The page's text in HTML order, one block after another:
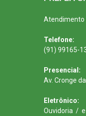
Atendimento
Telefone:
(91) 99165-
Presencial:
Av. Cronge
Eletrônico:
Ouvidoria /